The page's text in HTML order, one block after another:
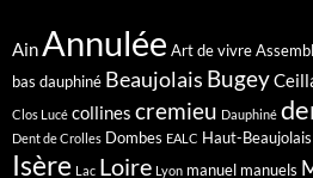
Ain Annulée Art de vivre
bas dauphiné Beaujolais Bugey
Clos Lucé collines cremieu Dauphiné
Dent de Crolles Dombes EALC Haut-Beaujolais
Isère Lac Loire Lyon manuel manuels